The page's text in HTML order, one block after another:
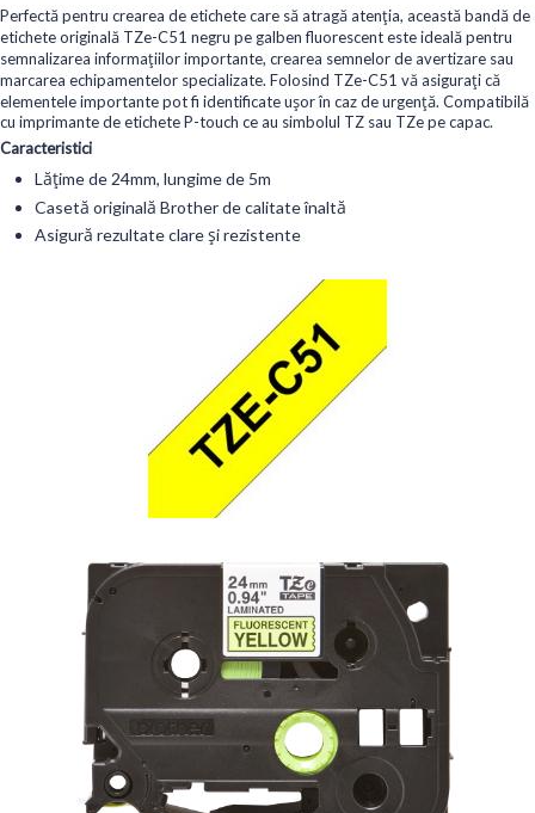
Perfectă pentru crearea de etichete care să atragă atenția, această bandă de
etichete originală TZe-C51 negru pe galben fluorescent este ideală pentru
semnalizarea informațiilor importante, crearea semnelor de avertizare sau
marcarea echipamentelor specializate. Folosind TZe-C51 vă asigurați că
elementele importante pot fi identificate ușor în caz de urgență. Compatibilă
cu imprimante de etichete P-touch ce au simbolul TZ sau TZe pe capac.
Caracteristici
Lățime de 24mm, lungime de 5m
Casetă originală Brother de calitate înaltă
Asigură rezultate clare și rezistente